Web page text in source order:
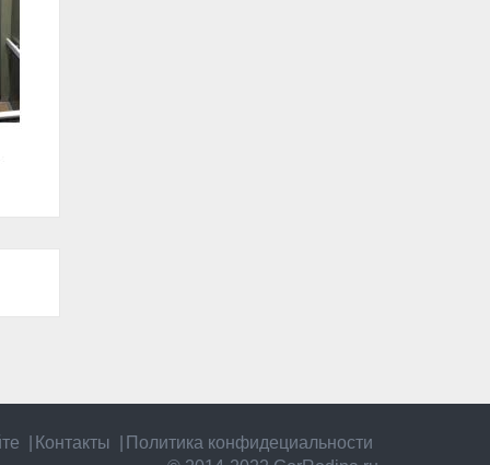
Контакты
Политика конфидециальности